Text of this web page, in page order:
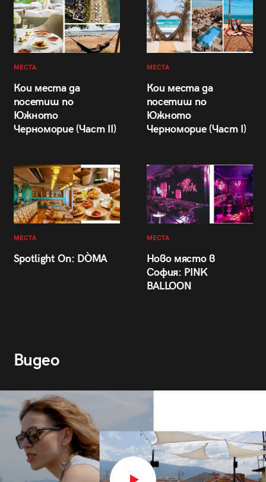
МЕСТА
Кои места да
посетиш по
Южното
Черноморие (Част II)
МЕСТА
Кои места да
посетиш по
Южното
Черноморие (Част I)
МЕСТА
Spotlight On: DÒMA
МЕСТА
Ново място в
София: PINK
BALLOON
Видео